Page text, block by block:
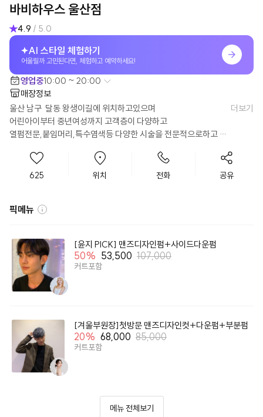
바비하우스 울산점
4.9 / 5.0
AI 스타일 체험하기
어울릴까 고민된다면, 체험하고 예약하세요!
영업중10:00 ~ 20:00
매장정보
울산 남구  달동 왕생이길에 위치하고있으며
어린아이부터 중년여성까지 고객층이 다양하고
열펌전문,붙임머리,특수염색등 다양한 시술을 전문적으로하고 있
더보기
625 위치 전화 공유
픽메뉴
[윤지 PICK] 맨즈디자인펌+사이드다운펌
50% 53,500 107,000
커트포함
[겨울부원장]첫방문 맨즈디자인컷+다운펌+부분펌
20% 68,000 85,000
커트포함
메뉴 전체보기